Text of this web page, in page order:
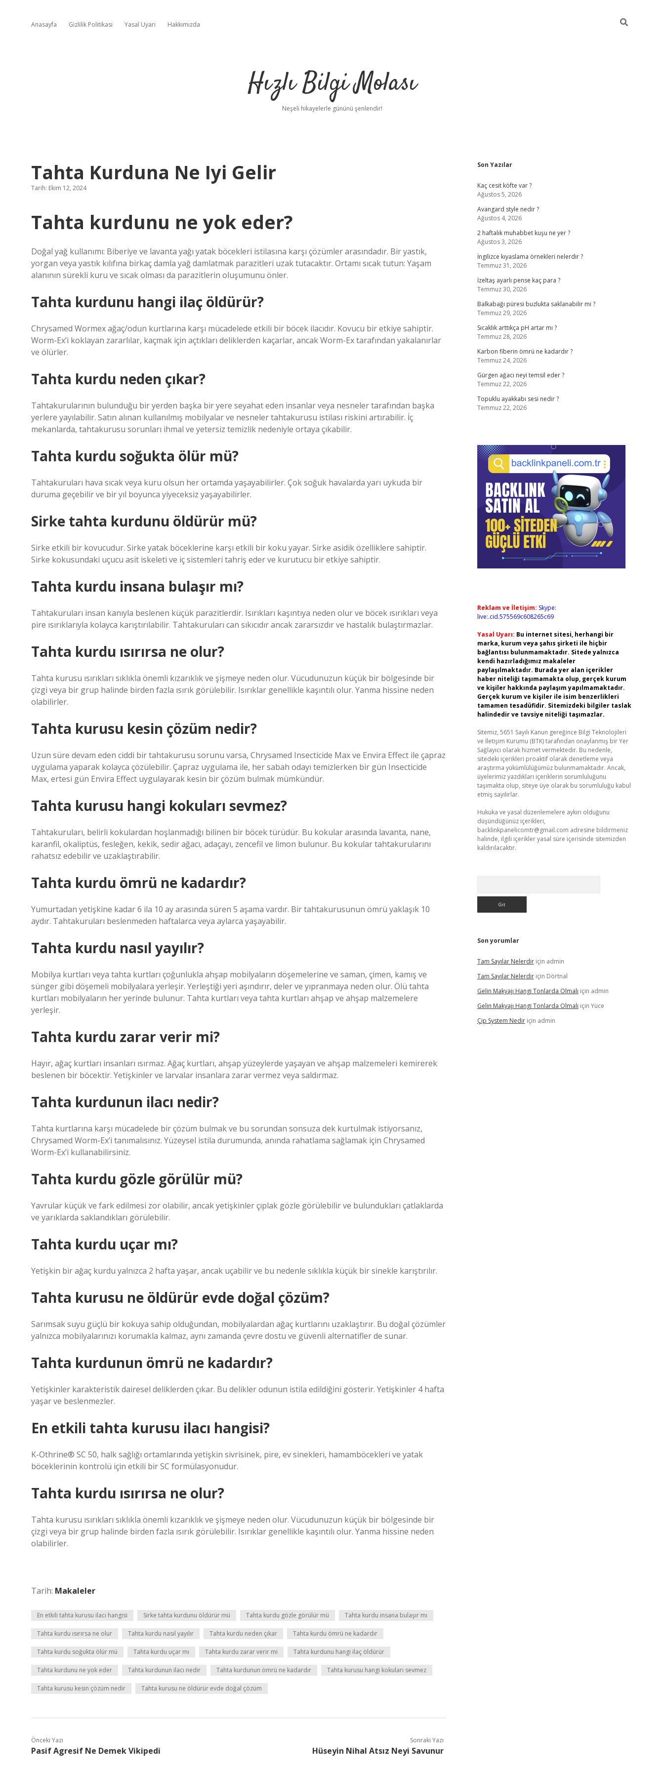
Anasayfa Gizlilik Politikası Yasal Uyarı Hakkımızda
Hızlı Bilgi Molası
Neşeli hikayelerle gününü şenlendir!
Tahta Kurduna Ne Iyi Gelir
Tarih: Ekim 12, 2024
Tahta kurdunu ne yok eder?
Doğal yağ kullanımı: Biberiye ve lavanta yağı yatak böcekleri istilasına karşı çözümler arasındadır. Bir yastık,
yorgan veya yastık kılıfına birkaç damla yağ damlatmak parazitleri uzak tutacaktır. Ortamı sıcak tutun: Yaşam
alanının sürekli kuru ve sıcak olması da parazitlerin oluşumunu önler.
Tahta kurdunu hangi ilaç öldürür?
Chrysamed Wormex ağaç/odun kurtlarına karşı mücadelede etkili bir böcek ilacıdır. Kovucu bir etkiye sahiptir.
Worm-Ex’i koklayan zararlılar, kaçmak için açtıkları deliklerden kaçarlar, ancak Worm-Ex tarafından yakalanırlar
ve ölürler.
Tahta kurdu neden çıkar?
Tahtakurularının bulunduğu bir yerden başka bir yere seyahat eden insanlar veya nesneler tarafından başka
yerlere yayılabilir. Satın alınan kullanılmış mobilyalar ve nesneler tahtakurusu istilası riskini artırabilir. İç
mekanlarda, tahtakurusu sorunları ihmal ve yetersiz temizlik nedeniyle ortaya çıkabilir.
Tahta kurdu soğukta ölür mü?
Tahtakuruları hava sıcak veya kuru olsun her ortamda yaşayabilirler. Çok soğuk havalarda yarı uykuda bir
duruma geçebilir ve bir yıl boyunca yiyeceksiz yaşayabilirler.
Sirke tahta kurdunu öldürür mü?
Sirke etkili bir kovucudur. Sirke yatak böceklerine karşı etkili bir koku yayar. Sirke asidik özelliklere sahiptir.
Sirke kokusundaki uçucu asit iskeleti ve iç sistemleri tahriş eder ve kurutucu bir etkiye sahiptir.
Tahta kurdu insana bulaşır mı?
Tahtakuruları insan kanıyla beslenen küçük parazitlerdir. Isırıkları kaşıntıya neden olur ve böcek ısırıkları veya
pire ısırıklarıyla kolayca karıştırılabilir. Tahtakuruları can sıkıcıdır ancak zararsızdır ve hastalık bulaştırmazlar.
Tahta kurdu ısırırsa ne olur?
Tahta kurusu ısırıkları sıklıkla önemli kızarıklık ve şişmeye neden olur. Vücudunuzun küçük bir bölgesinde bir
çizgi veya bir grup halinde birden fazla ısırık görülebilir. Isırıklar genellikle kaşıntılı olur. Yanma hissine neden
olabilirler.
Tahta kurusu kesin çözüm nedir?
Uzun süre devam eden ciddi bir tahtakurusu sorunu varsa, Chrysamed Insecticide Max ve Envira Effect ile çapraz
uygulama yaparak kolayca çözülebilir. Çapraz uygulama ile, her sabah odayı temizlerken bir gün Insecticide
Max, ertesi gün Envira Effect uygulayarak kesin bir çözüm bulmak mümkündür.
Tahta kurusu hangi kokuları sevmez?
Tahtakuruları, belirli kokulardan hoşlanmadığı bilinen bir böcek türüdür. Bu kokular arasında lavanta, nane,
karanfil, okaliptüs, fesleğen, kekik, sedir ağacı, adaçayı, zencefil ve limon bulunur. Bu kokular tahtakurularını
rahatsız edebilir ve uzaklaştırabilir.
Tahta kurdu ömrü ne kadardır?
Yumurtadan yetişkine kadar 6 ila 10 ay arasında süren 5 aşama vardır. Bir tahtakurusunun ömrü yaklaşık 10
aydır. Tahtakuruları beslenmeden haftalarca veya aylarca yaşayabilir.
Tahta kurdu nasıl yayılır?
Mobilya kurtları veya tahta kurtları çoğunlukla ahşap mobilyaların döşemelerine ve saman, çimen, kamış ve
sünger gibi döşemeli mobilyalara yerleşir. Yerleştiği yeri aşındırır, deler ve yıpranmaya neden olur. Ölü tahta
kurtları mobilyaların her yerinde bulunur. Tahta kurtları veya tahta kurtları ahşap ve ahşap malzemelere
yerleşir.
Tahta kurdu zarar verir mi?
Hayır, ağaç kurtları insanları ısırmaz. Ağaç kurtları, ahşap yüzeylerde yaşayan ve ahşap malzemeleri kemirerek
beslenen bir böcektir. Yetişkinler ve larvalar insanlara zarar vermez veya saldırmaz.
Tahta kurdunun ilacı nedir?
Tahta kurtlarına karşı mücadelede bir çözüm bulmak ve bu sorundan sonsuza dek kurtulmak istiyorsanız,
Chrysamed Worm-Ex’i tanımalısınız. Yüzeysel istila durumunda, anında rahatlama sağlamak için Chrysamed
Worm-Ex’i kullanabilirsiniz.
Tahta kurdu gözle görülür mü?
Yavrular küçük ve fark edilmesi zor olabilir, ancak yetişkinler çıplak gözle görülebilir ve bulundukları çatlaklarda
ve yarıklarda saklandıkları görülebilir.
Tahta kurdu uçar mı?
Yetişkin bir ağaç kurdu yalnızca 2 hafta yaşar, ancak uçabilir ve bu nedenle sıklıkla küçük bir sinekle karıştırılır.
Tahta kurusu ne öldürür evde doğal çözüm?
Sarımsak suyu güçlü bir kokuya sahip olduğundan, mobilyalardan ağaç kurtlarını uzaklaştırır. Bu doğal çözümler
yalnızca mobilyalarınızı korumakla kalmaz, aynı zamanda çevre dostu ve güvenli alternatifler de sunar.
Tahta kurdunun ömrü ne kadardır?
Yetişkinler karakteristik dairesel deliklerden çıkar. Bu delikler odunun istila edildiğini gösterir. Yetişkinler 4 hafta
yaşar ve beslenmezler.
En etkili tahta kurusu ilacı hangisi?
K-Othrine® SC 50, halk sağlığı ortamlarında yetişkin sivrisinek, pire, ev sinekleri, hamamböcekleri ve yatak
böceklerinin kontrolü için etkili bir SC formülasyonudur.
Tahta kurdu ısırırsa ne olur?
Tahta kurusu ısırıkları sıklıkla önemli kızarıklık ve şişmeye neden olur. Vücudunuzun küçük bir bölgesinde bir
çizgi veya bir grup halinde birden fazla ısırık görülebilir. Isırıklar genellikle kaşıntılı olur. Yanma hissine neden
olabilirler.
Tarih: Makaleler
En etkili tahta kurusu ilacı hangisi Sirke tahta kurdunu öldürür mü Tahta kurdu gözle görülür mü Tahta kurdu insana bulaşır mı
Tahta kurdu ısırırsa ne olur Tahta kurdu nasıl yayılır Tahta kurdu neden çıkar Tahta kurdu ömrü ne kadardır
Tahta kurdu soğukta ölür mü Tahta kurdu uçar mı Tahta kurdu zarar verir mi Tahta kurdunu hangi ilaç öldürür
Tahta kurdunu ne yok eder Tahta kurdunun ilacı nedir Tahta kurdunun ömrü ne kadardır Tahta kurusu hangi kokuları sevmez
Tahta kurusu kesin çözüm nedir Tahta kurusu ne öldürür evde doğal çözüm
Önceki Yazı
Pasif Agresif Ne Demek Vikipedi
Sonraki Yazı
Hüseyin Nihal Atsız Neyi Savunur
Sidebar
Son Yazılar
Kaç cesit köfte var ?
Ağustos 5, 2026
Avangard style nedir ?
Ağustos 4, 2026
2 haftalık muhabbet kuşu ne yer ?
Ağustos 3, 2026
İngilizce kıyaslama örnekleri nelerdir ?
Temmuz 31, 2026
İzeltaş ayarlı pense kaç para ?
Temmuz 30, 2026
Balkabağı püresi buzlukta saklanabilir mi ?
Temmuz 29, 2026
Sıcaklık arttıkça pH artar mı ?
Temmuz 28, 2026
Karbon fiberin ömrü ne kadardır ?
Temmuz 24, 2026
Gürgen ağacı neyi temsil eder ?
Temmuz 22, 2026
Topuklu ayakkabı sesi nedir ?
Temmuz 22, 2026
Reklam ve İletişim: Skype:
live:.cid.575569c608265c69
Yasal Uyarı: Bu internet sitesi, herhangi bir
marka, kurum veya şahıs şirketi ile hiçbir
bağlantısı bulunmamaktadır. Sitede yalnızca
kendi hazırladığımız makaleler
paylaşılmaktadır. Burada yer alan içerikler
haber niteliği taşımamakta olup, gerçek kurum
ve kişiler hakkında paylaşım yapılmamaktadır.
Gerçek kurum ve kişiler ile isim benzerlikleri
tamamen tesadüfidir. Sitemizdeki bilgiler taslak
halindedir ve tavsiye niteliği taşımazlar.
Sitemiz, 5651 Sayılı Kanun gereğince Bilgi Teknolojileri
ve İletişim Kurumu (BTK) tarafından onaylanmış bir Yer
Sağlayıcı olarak hizmet vermektedir. Bu nedenle,
sitedeki içerikleri proaktif olarak denetleme veya
araştırma yükümlülüğümüz bulunmamaktadır. Ancak,
üyelerimiz yazdıkları içeriklerin sorumluluğunu
taşımakta olup, siteye üye olarak bu sorumluluğu kabul
etmiş sayılırlar.
Hukuka ve yasal düzenlemelere aykırı olduğunu
düşündüğünüz içerikleri,
backlinkpanelicomtr@gmail.com adresine bildirmeniz
halinde, ilgili içerikler yasal süre içerisinde sitemizden
kaldırılacaktır.
Son yorumlar
Tam Sayılar Nelerdiriçin admin
Tam Sayılar Nelerdiriçin Dörtnal
Gelin Makyajı Hangi Tonlarda Olmalı için admin
Gelin Makyajı Hangi Tonlarda Olmalı için Yüce
Çip System Nediriçin admin
https://hiltonbet-giris.com/